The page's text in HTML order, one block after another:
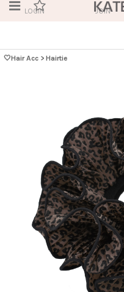
LOGIN JOIN
🤍Hair Acc > Hairtie